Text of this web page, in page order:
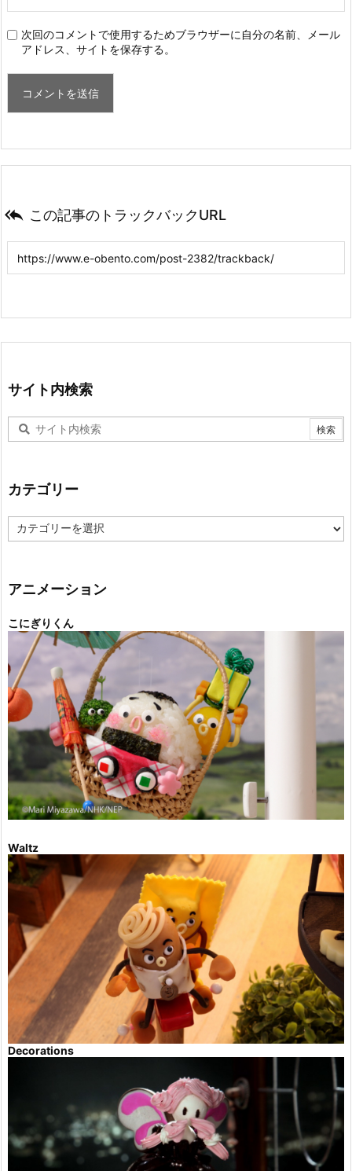
次回のコメントで使用するためブラウザーに自分の名前、メール
アドレス、サイトを保存する。
 この記事のトラックバックURL
サイト内検索
カテゴリー
テ
ー
アニメーション
こにぎりくん
Waltz
Decorations